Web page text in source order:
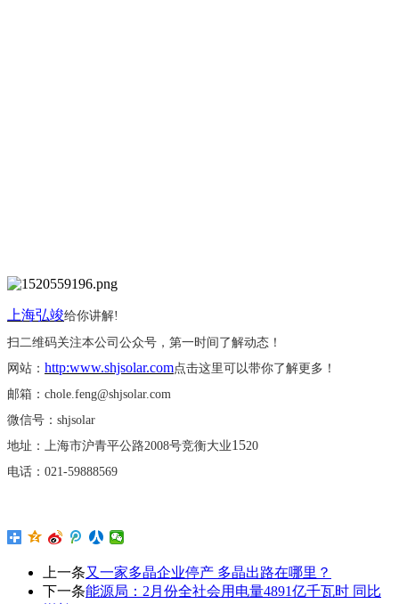
上海弘竣给你讲解!
扫二维码关注本公司公众号，第一时间了解动态！
网站： http:www.shjsolar.com点击这里可以带你了解更多！
邮箱： chole.feng@shjsolar.com
微信号： shjsolar
地址：上海市沪青平公路2008号竞衡大业1520
电话： 021-59888569
上一条又一家多晶企业停产 多晶出路在哪里？
下一条能源局：2月份全社会用电量4891亿千瓦时 同比